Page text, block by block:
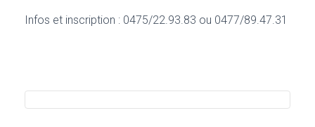
Infos et inscription : 0475/22.93.83 ou 0477/89.47.31